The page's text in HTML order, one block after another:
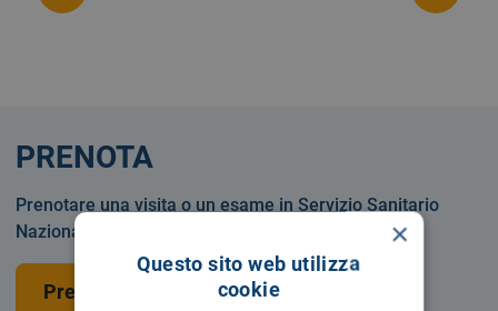
PRENOTA
Prenotare una visita o un esame in Servizio Sanitario
Nazionale o privatamente.
Prenota una visita
×
Questo sito web utilizza
cookie